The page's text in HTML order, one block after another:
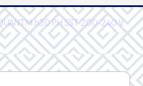
h30 PH SST 200-240 V